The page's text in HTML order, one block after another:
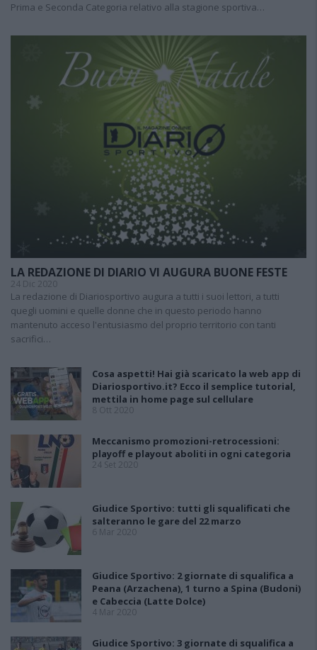
Prima e Seconda Categoria relativo alla stagione sportiva…
LA REDAZIONE DI DIARIO VI AUGURA BUONE FESTE
24 Dic 2020
La redazione di Diariosportivo augura a tutti i suoi lettori, a tutti
quegli uomini e quelle donne che in questo periodo hanno
mantenuto acceso l'entusiasmo del proprio territorio con tanti
sacrifici…
Cosa aspetti! Hai già scaricato la web app di
Diariosportivo.it? Ecco il semplice tutorial,
mettila in home page sul cellulare
8 Ott 2020
Meccanismo promozioni-retrocessioni:
playoff e playout aboliti in ogni categoria
24 Set 2020
Giudice Sportivo: tutti gli squalificati che
salteranno le gare del 22 marzo
6 Mar 2020
Giudice Sportivo: 2 giornate di squalifica a
Peana (Arzachena), 1 turno a Spina (Budoni)
e Cabeccia (Latte Dolce)
4 Mar 2020
Giudice Sportivo: 3 giornate di squalifica a